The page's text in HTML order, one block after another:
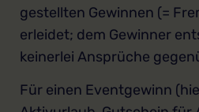
gestellten Gewinnen (=
erleidet; dem Gewinner
keinerlei Ansprüche
Für einen Eventgewinn